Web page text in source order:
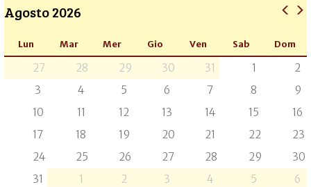
Agosto 2026
Lun Mar Mer Gio Ven Sab Dom
27 28 29 30 31 1
2
3
4 5 6 7 8
9
10
11 12 13 14 15
16
17
18 19 20 21 22
23
24
25 26 27 28 29
30
31
1 2 3 4 5 6